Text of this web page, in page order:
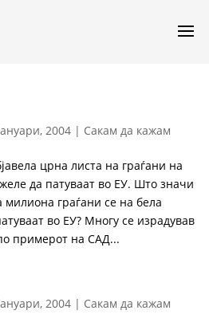
2004 | Сакам да кажам
црна листа на граѓани на
да патуваат во ЕУ. Што значи
милиона граѓани се на бела
во ЕУ? Многу се израдував
примерот на САД...
2004 | Сакам да кажам